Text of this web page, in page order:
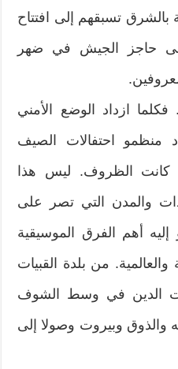
بالشرق تسبقهم إلى افتتاح
حاجز الجيش في ضهر
فكلما ازداد الوضع الأمني
منظمو احتفالات الصيف
كانت الظروف. ليس هذا
والمدن التي تصر على
أهم الفرق الموسيقية
والعالمية. من بلدة القبيات
الدين في وسط الشوف
والذوق وبيروت وصولا إلى